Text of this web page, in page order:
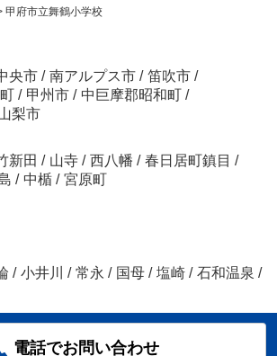
甲府市立舞鶴小学校
央市 / 南アルプス市 / 笛吹市 /
/ 甲州市 / 中巨摩郡昭和町 /
梨市
新田 / 山寺 / 西八幡 / 春日居町鎮目 /
/ 中楯 / 宮原町
/ 小井川 / 常永 / 国母 / 塩崎 / 石和温泉 /
電話でお問い合わせ